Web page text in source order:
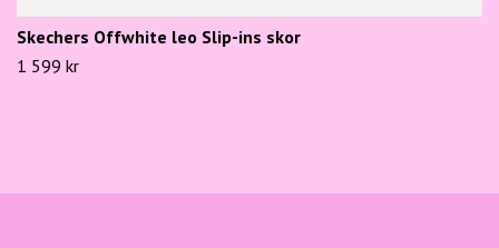
Skechers Offwhite leo Slip-ins skor
1 599 kr